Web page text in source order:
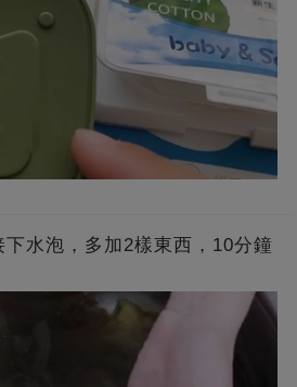
水泡，多加2樣東西，10分鐘